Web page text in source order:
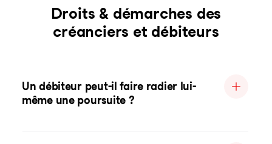
Droits & démarches des
créanciers et débiteurs
Un débiteur peut-il faire radier lui-
même une poursuite ?